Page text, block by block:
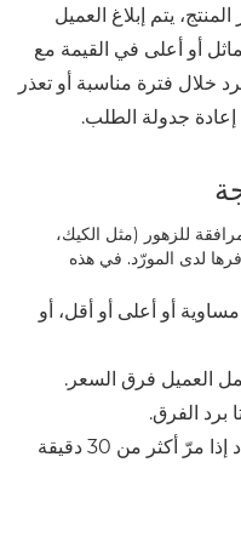
يتم إبلاغ العميل
أو أعلى في القيمة مع
فترة مناسبة أو تعذر
جدولة الطلب.
للزهور (مثل الكيك،
لدى المورّد. في هذه
أو أعلى أو أقل، أو
العميل فرق السعر.
الفرق.
الطلبات غير مؤهلة للإلغاء أو الاسترداد إذا مرّ أكثر من 30 دقيقة